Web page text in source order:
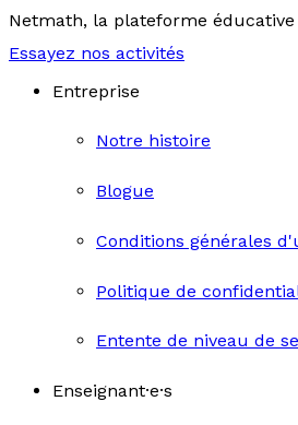
Netmath, la plateforme
Essayez nos activités
Entreprise
Notre histoire
Blogue
Conditions générales
Politique de
Entente de niveau de
Enseignant·e·s